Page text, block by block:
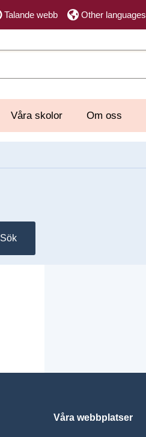
Talande webb Other languages
Våra skolor Om oss
Sök
Våra webbplatser